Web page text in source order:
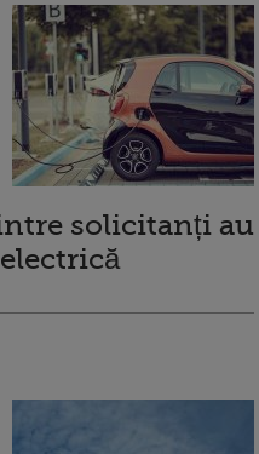
solicitanți au